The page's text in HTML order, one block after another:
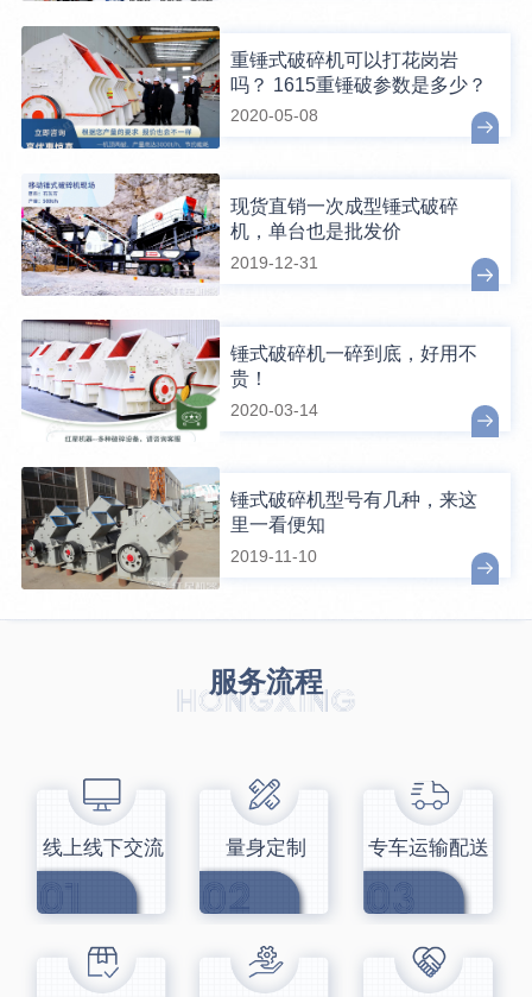
重锤式破碎机可以打花岗岩
吗？ 1615重锤破参数是多少？
2020-05-08
现货直销一次成型锤式破碎
机，单台也是批发价
2019-12-31
锤式破碎机一碎到底，好用不
贵！
2020-03-14
锤式破碎机型号有几种，来这
里一看便知
2019-11-10
服务流程
线上线下交流 量身定制 专车运输配送